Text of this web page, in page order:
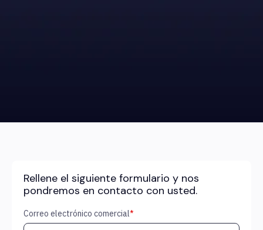
Rellene el siguiente formulario y nos
pondremos en contacto con usted.
Correo electrónico comercial*